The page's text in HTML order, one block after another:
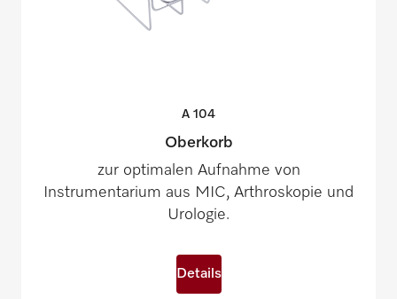
A 104
Oberkorb
zur optimalen Aufnahme von
Instrumentarium aus MIC, Arthroskopie und
Urologie.
Details